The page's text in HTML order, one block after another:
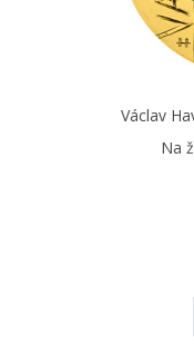
Václav
Na